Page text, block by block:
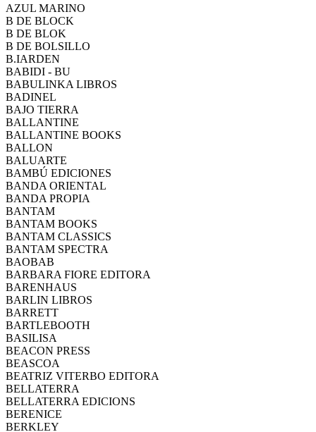
AZUL MARINO
B DE BLOCK
B DE BLOK
B DE BOLSILLO
B.IARDEN
BABIDI - BU
BABULINKA LIBROS
BADINEL
BAJO TIERRA
BALLANTINE
BALLANTINE BOOKS
BALLON
BALUARTE
BAMBÚ EDICIONES
BANDA ORIENTAL
BANDA PROPIA
BANTAM
BANTAM BOOKS
BANTAM CLASSICS
BANTAM SPECTRA
BAOBAB
BARBARA FIORE EDITORA
BARENHAUS
BARLIN LIBROS
BARRETT
BARTLEBOOTH
BASILISA
BEACON PRESS
BEASCOA
BEATRIZ VITERBO EDITORA
BELLATERRA
BELLATERRA EDICIONS
BERENICE
BERKLEY